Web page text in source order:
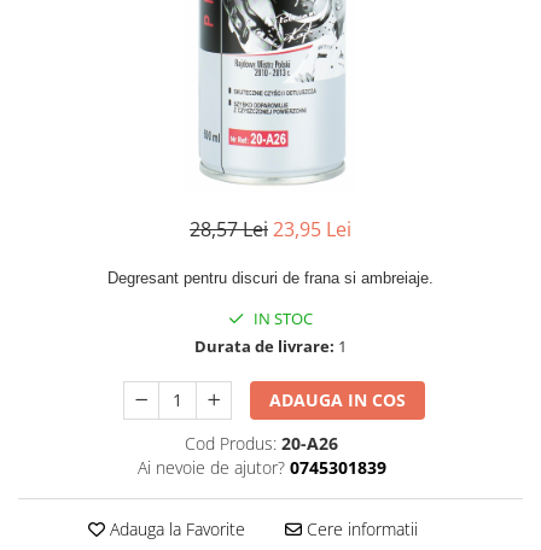
28,57 Lei23,95 Lei
Degresant pentru discuri de frana si ambreiaje.
IN STOC
Durata de livrare: 1
ADAUGA IN COS
Cod Produs: 20-A26
Ai nevoie de ajutor? 0745301839
Adauga la Favorite Cere informatii